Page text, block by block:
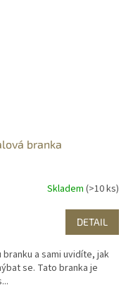
branka
Skladem (>10 ks)
DETAIL
a sami uvidíte, jak
se. Tato branka je